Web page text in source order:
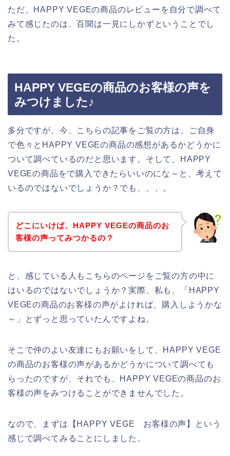
ただ、HAPPY VEGEの商品のレビューを自分で調べて
みて感じたのは、百聞は一見にしかずということでし
た。
HAPPY VEGEの商品のお客様の声を
みつけました♪
多分ですが、今、こちらの記事をご覧の方は、ご自身
で色々とHAPPY VEGEの商品の感想があるかどうかに
ついて調べているのだと思います。そして、HAPPY
VEGEの商品をで購入できたらいいのにな～と、考えて
いるのではないでしょうか？でも、、、。
どこにいけば、HAPPY VEGEの商品のお
客様の声ってみつかるの？
と、感じている人もこちらのページをご覧の方の中に
はいるのではないでしょうか？実際、私も、「HAPPY
VEGEの商品のお客様の声がよければ、購入しようかな
～」とずっと思っていたんですよね。
そこで仲のよい友達にもお願いをして、HAPPY VEGE
の商品のお客様の声があるかどうかについて調べても
らったのですが、それでも、HAPPY VEGEの商品のお
客様の声をみつけることができませんでした。
なので、まずは【HAPPY VEGE お客様の声】という
感じで調べてみることにしました。